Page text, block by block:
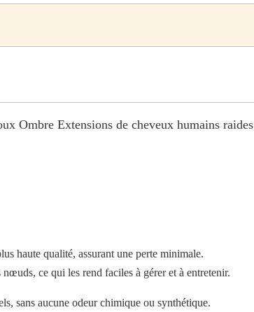
Ombre Extensions de cheveux humains raides
haute qualité, assurant une perte minimale.
ce qui les rend faciles à gérer et à entretenir.
sans aucune odeur chimique ou synthétique.